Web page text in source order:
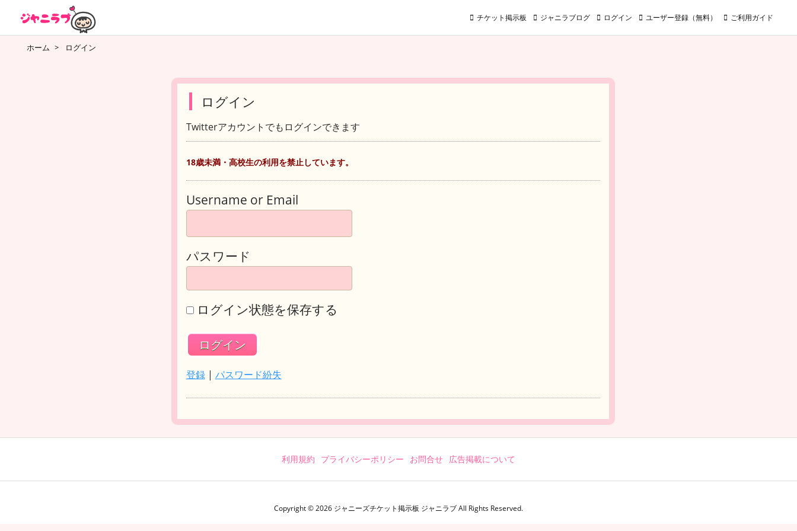
チケット掲示板 ジャニラブログ ログイン ユーザー登録（無料） ご利用ガイド
ホーム > ログイン
ログイン
Twitterアカウントでもログインできます
18歳未満・高校生の利用を禁止しています。
Username or Email
パスワード
ログイン状態を保存する
登録| パスワード紛失
利用規約 プライバシーポリシー お問合せ 広告掲載について
Copyright ©2026 ジャニーズチケット掲示板 ジャニラブAll Rights Reserved.